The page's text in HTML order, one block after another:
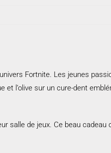
Fortnite. Les jeunes
et l’olive sur un cure-dent
salle de jeux. Ce beau cadeau